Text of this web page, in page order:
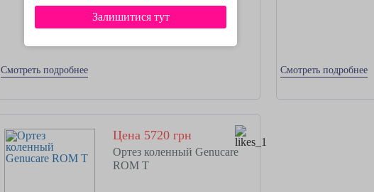
Залишитися тут
protect.ROM/protect.ROM cool
Смотреть подробнее Смотреть подробнее
Цена 5720 грн
Ортез коленный Genucare
ROM T